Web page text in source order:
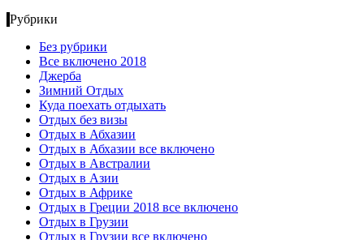
Рубрики
Без рубрики
Все включено 2018
Джерба
Зимний Отдых
Куда поехать отдыхать
Отдых без визы
Отдых в Абхазии
Отдых в Абхазии все включено
Отдых в Австралии
Отдых в Азии
Отдых в Африке
Отдых в Греции 2018 все включено
Отдых в Грузии
Отдых в Грузии все включено